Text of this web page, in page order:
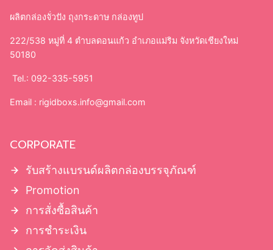
ผลิตกล่องจั่วปัง ถุงกระดาษ กล่องทูป
222/538 หมู่ที่ 4 ตำบลดอนแก้ว อำเภอแม่ริม จังหวัดเชียงใหม่
50180
Tel.: 092-335-5951
Email : rigidboxs.info@gmail.com
CORPORATE
รับสร้างแบรนด์ผลิตกล่องบรรจุภัณฑ์
Promotion
การสั่งซื้อสินค้า
การชำระเงิน